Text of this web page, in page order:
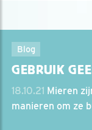
Blog
GEBRUIK
18.10.21 Mieren
manieren om ze